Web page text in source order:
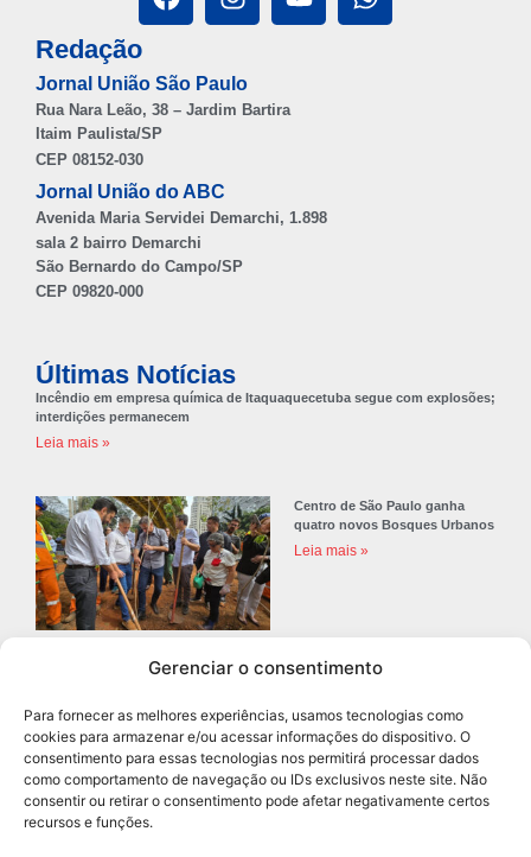
Gerenciar o consentimento
Para fornecer as melhores experiências, usamos tecnologias como
cookies para armazenar e/ou acessar informações do dispositivo. O
consentimento para essas tecnologias nos permitirá processar dados
como comportamento de navegação ou IDs exclusivos neste site. Não
consentir ou retirar o consentimento pode afetar negativamente certos
recursos e funções.
Redação
Jornal União São Paulo
Rua Nara Leão, 38 – Jardim Bartira
Itaim Paulista/SP
CEP 08152-030
Jornal União do ABC
Avenida Maria Servidei Demarchi, 1.898
sala 2 bairro Demarchi
São Bernardo do Campo/SP
CEP 09820-000
Últimas Notícias
Incêndio em empresa química de Itaquaquecetuba segue com explosões;
interdições permanecem
Leia mais »
Centro de São Paulo ganha
quatro novos Bosques Urbanos
Leia mais »
para professores
Leia mais »